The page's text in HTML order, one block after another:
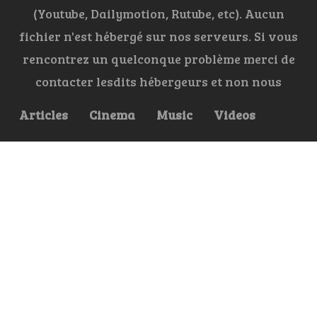
(Youtube, Dailymotion, Rutube, etc). Aucun
fichier n'est hébergé sur nos serveurs. Si vous
rencontrez un quelconque problème merci de
contacter lesdits hébergeurs et non nous
Articles
Cinema Music Videos